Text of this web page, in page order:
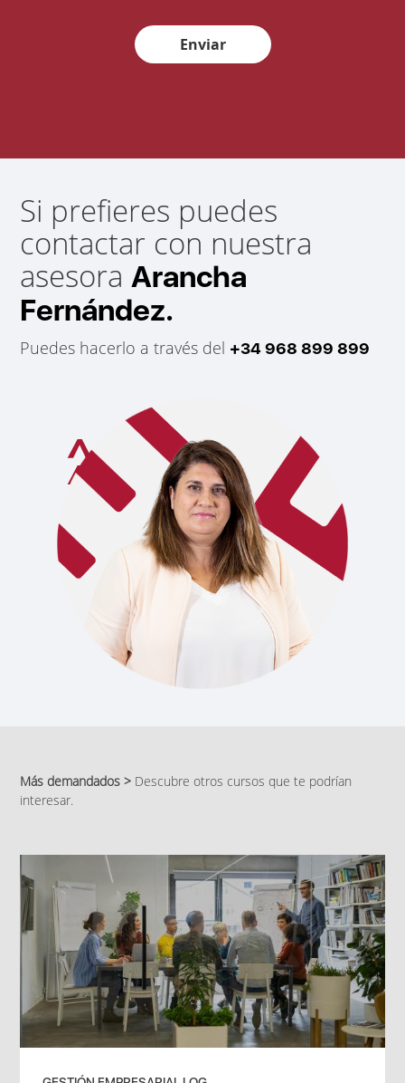
Enviar
Si prefieres puedes
contactar con nuestra
asesoraArancha
Fernández.
Puedes hacerlo a través del +34 968 899 899
Más demandados > Descubre otros cursos que te podrían
interesar.